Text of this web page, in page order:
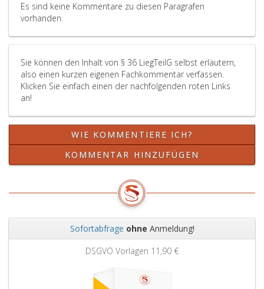
Es sind keine Kommentare zu diesen Paragrafen
vorhanden.
Sie können den Inhalt von § 36 LiegTeilG selbst erläutern,
also einen kurzen eigenen Fachkommentar verfassen.
Klicken Sie einfach einen der nachfolgenden roten Links
an!
WIE KOMMENTIERE ICH?
KOMMENTAR HINZUFÜGEN
Sofortabfrage ohne Anmeldung!
DSGVO Vorlagen 11,90 €